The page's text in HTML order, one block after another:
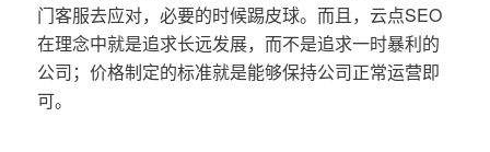
门客服去应对，必要的时候踢皮球。而且，云点SEO
在理念中就是追求长远发展，而不是追求一时暴利的
公司；价格制定的标准就是能够保持公司正常运营即
可。